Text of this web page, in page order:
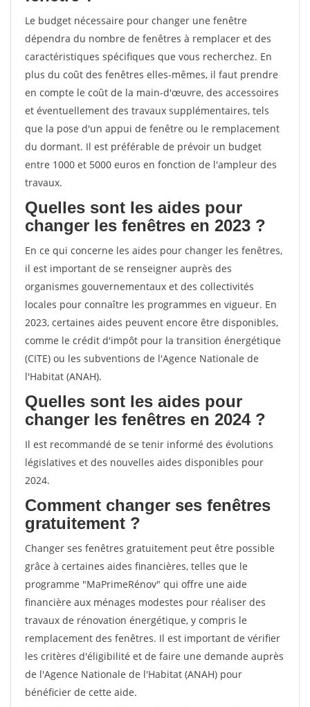
Le budget nécessaire pour changer une fenêtre
dépendra du nombre de fenêtres à remplacer et des
caractéristiques spécifiques que vous recherchez. En
plus du coût des fenêtres elles-mêmes, il faut prendre
en compte le coût de la main-d'œuvre, des accessoires
et éventuellement des travaux supplémentaires, tels
que la pose d'un appui de fenêtre ou le remplacement
du dormant. Il est préférable de prévoir un budget
entre 1000 et 5000 euros en fonction de l'ampleur des
travaux.
Quelles sont les aides pour
changer les fenêtres en 2023 ?
En ce qui concerne les aides pour changer les fenêtres,
il est important de se renseigner auprès des
organismes gouvernementaux et des collectivités
locales pour connaître les programmes en vigueur. En
2023, certaines aides peuvent encore être disponibles,
comme le crédit d'impôt pour la transition énergétique
(CITE) ou les subventions de l'Agence Nationale de
l'Habitat (ANAH).
Quelles sont les aides pour
changer les fenêtres en 2024 ?
Il est recommandé de se tenir informé des évolutions
législatives et des nouvelles aides disponibles pour
2024.
Comment changer ses fenêtres
gratuitement ?
Changer ses fenêtres gratuitement peut être possible
grâce à certaines aides financières, telles que le
programme "MaPrimeRénov" qui offre une aide
financière aux ménages modestes pour réaliser des
travaux de rénovation énergétique, y compris le
remplacement des fenêtres. Il est important de vérifier
les critères d'éligibilité et de faire une demande auprès
de l'Agence Nationale de l'Habitat (ANAH) pour
bénéficier de cette aide.